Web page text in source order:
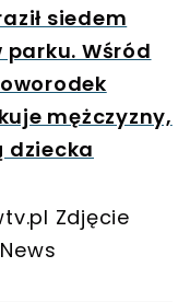
siedem
Wśród
mężczyzny,
dziecka
Zdjęcie